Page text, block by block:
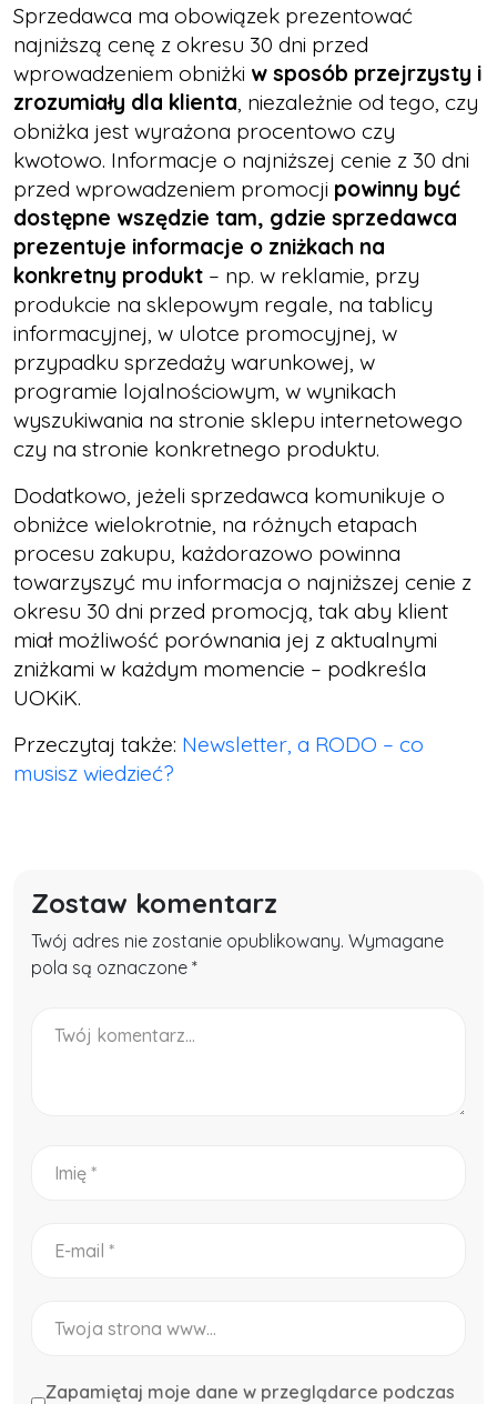
Sprzedawca ma obowiązek prezentować
najniższą cenę z okresu 30 dni przed
wprowadzeniem obniżki w sposób przejrzysty i
zrozumiały dla klienta , niezależnie od tego, czy
obniżka jest wyrażona procentowo czy
kwotowo. Informacje o najniższej cenie z 30 dni
przed wprowadzeniem promocji powinny być
dostępne wszędzie tam, gdzie sprzedawca
prezentuje informacje o zniżkach na
konkretny produkt – np. w reklamie, przy
produkcie na sklepowym regale, na tablicy
informacyjnej, w ulotce promocyjnej, w
przypadku sprzedaży warunkowej, w
programie lojalnościowym, w wynikach
wyszukiwania na stronie sklepu internetowego
czy na stronie konkretnego produktu.
Dodatkowo, jeżeli sprzedawca komunikuje o
obniżce wielokrotnie, na różnych etapach
procesu zakupu, każdorazowo powinna
towarzyszyć mu informacja o najniższej cenie z
okresu 30 dni przed promocją, tak aby klient
miał możliwość porównania jej z aktualnymi
zniżkami w każdym momencie – podkreśla
UOKiK.
Przeczytaj także: Newsletter, a RODO – co
musisz wiedzieć?
Zostaw komentarz
Twój adres nie zostanie opublikowany. Wymagane
pola są oznaczone *
Zapamiętaj moje dane w przeglądarce podczas